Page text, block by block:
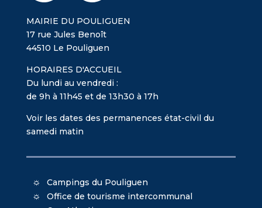
MAIRIE DU POULIGUEN
17 rue Jules Benoît
44510 Le Pouliguen
HORAIRES D'ACCUEIL
Du lundi au vendredi :
de 9h à 11h45 et de 13h30 à 17h
Voir les dates des permanences état-civil du
samedi matin
Campings du Pouliguen
Office de tourisme intercommunal